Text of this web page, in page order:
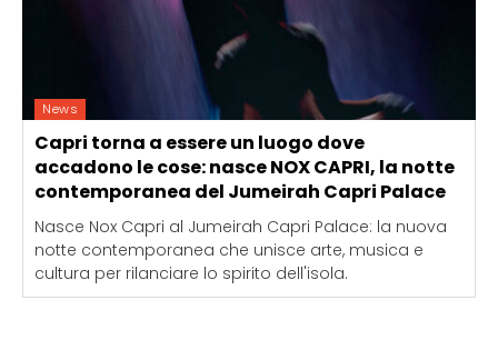
News
Capri torna a essere un luogo dove
accadono le cose: nasce NOX CAPRI, la notte
contemporanea del Jumeirah Capri Palace
Nasce Nox Capri al Jumeirah Capri Palace: la nuova
notte contemporanea che unisce arte, musica e
cultura per rilanciare lo spirito dell'isola.